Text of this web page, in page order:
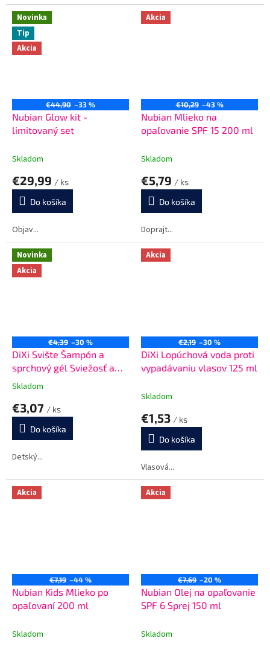
Novinka
Tip
Akcia
€44,90 –33 %
Nubian Glow kit -
limitovaný set
Skladom
€29,99 / ks
Do košíka
Objav...
Akcia
€10,29 –43 %
Nubian Mlieko na
opaľovanie SPF 15 200 ml
Skladom
€5,79 / ks
Do košíka
Doprajt...
Novinka
Akcia
€4,39 –30 %
DiXi Svište Šampón a
sprchový gél Sviežosť a
sila hôr 400 ml
Priemerné
produktu
5,0
5
Skladom
€3,07 / ks
Do košíka
Detský...
Akcia
€2,19 –30 %
DiXi Lopúchová voda proti
vypadávaniu vlasov 125 ml
Skladom
€1,53 / ks
Do košíka
Vlasová...
Akcia
€7,19 –44 %
Nubian Kids Mlieko po
opaľovaní 200 ml
Skladom
Akcia
€7,69 –20 %
Nubian Olej na opaľovanie
SPF 6 Sprej 150 ml
Skladom